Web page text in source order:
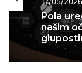
17/05/2026
12/05/
Bakić: